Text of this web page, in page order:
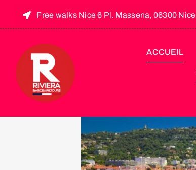
Free walks Nice 6 Pl. Massena, 06300 Nice
ACCUEIL